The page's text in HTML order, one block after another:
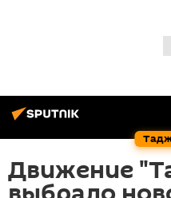
Движение